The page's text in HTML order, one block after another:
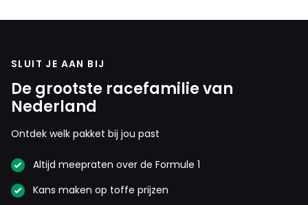
SLUIT JE AAN BIJ
De grootste racefamilie van
Nederland
Ontdek welk pakket bij jou past
Altijd meepraten over de Formule 1
Kans maken op toffe prijzen